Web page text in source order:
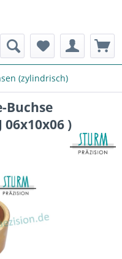
(zylindrisch)
Buchse
06x10x06 )